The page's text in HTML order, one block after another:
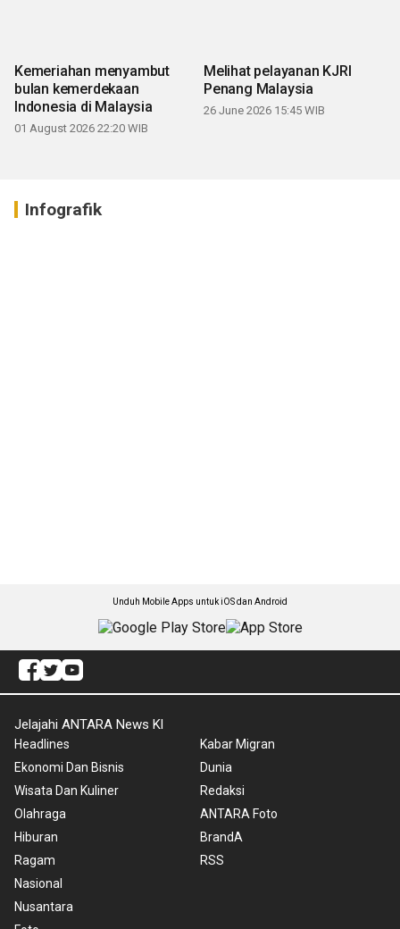
Kemeriahan menyambut
bulan kemerdekaan
Indonesia di Malaysia
01 August 2026 22:20 WIB
Melihat pelayanan KJRI
Penang Malaysia
26 June 2026 15:45 WIB
Infografik
Unduh Mobile Apps untuk iOS dan Android
Jelajahi ANTARA News Kl
Headlines
Ekonomi Dan Bisnis
Wisata Dan Kuliner
Olahraga
Hiburan
Ragam
Nasional
Nusantara
Kabar Migran
Dunia
Redaksi
ANTARA Foto
BrandA
RSS